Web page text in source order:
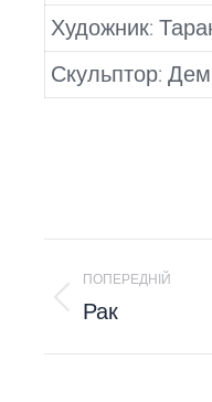
Художник:
Скульптор:
PROJECT
ПОПЕРЕДНІЙ
Previous
project:
Рак